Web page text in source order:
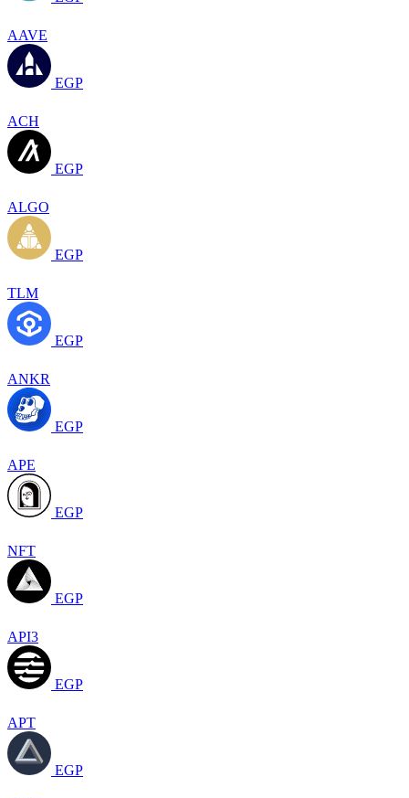
AAVE
EGP
ACH
EGP
ALGO
EGP
TLM
EGP
ANKR
EGP
APE
EGP
NFT
EGP
API3
EGP
APT
EGP